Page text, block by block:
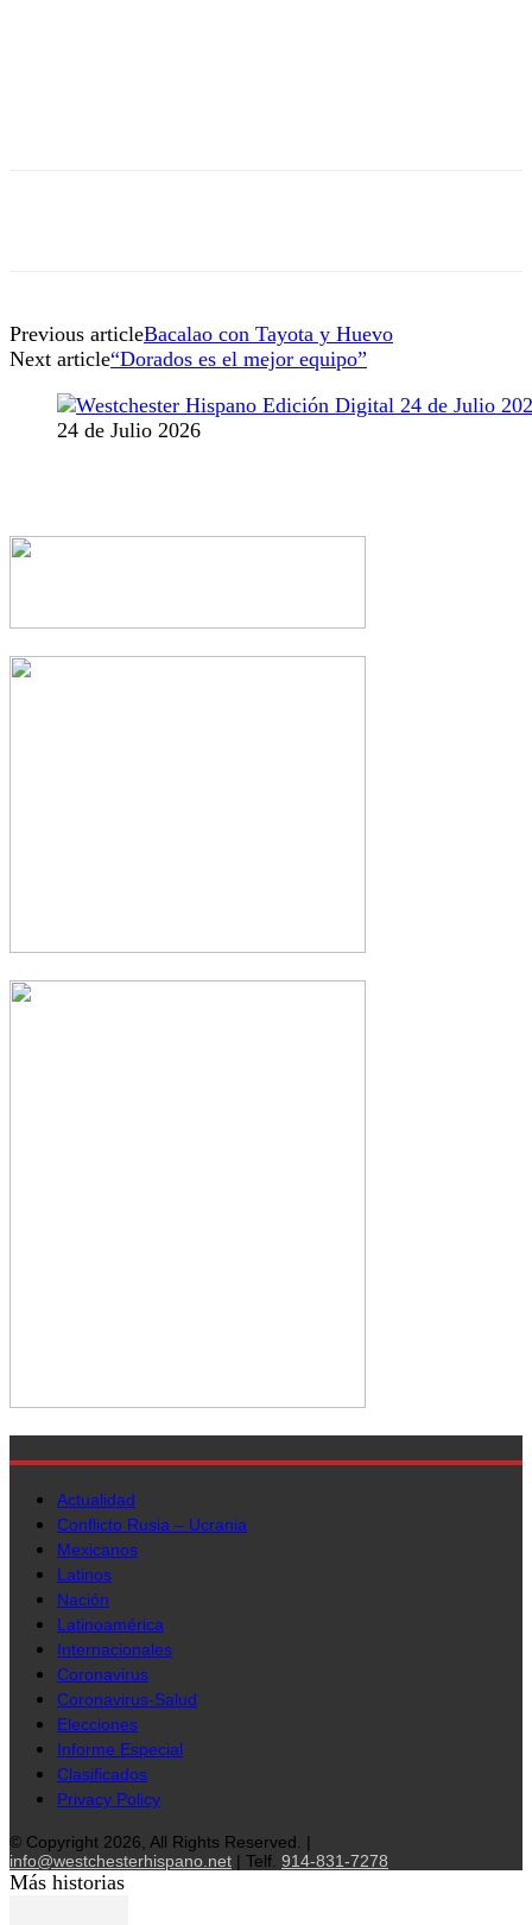
Previous articleBacalao con Tayota y Huevo
Next article“Dorados es el mejor equipo”
24 de Julio 2026
Actualidad
Conflicto Rusia – Ucrania
Mexicanos
Latinos
Nación
Latinoamérica
Internacionales
Coronavirus
Coronavirus-Salud
Elecciones
Informe Especial
Clasificados
Privacy Policy
© Copyright 2026, All Rights Reserved. |
info@westchesterhispano.net | Telf. 914-831-7278
Más historias